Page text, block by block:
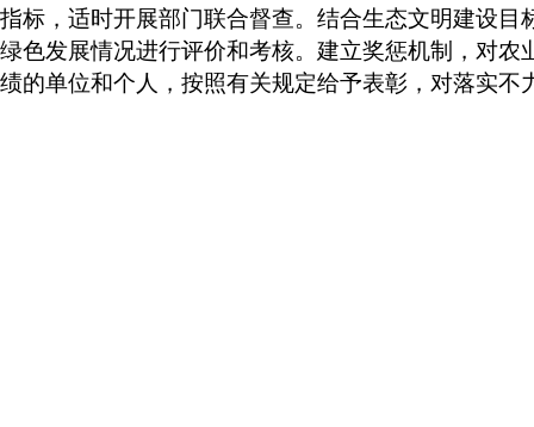
指标，适时开展部门联合督查。结合生态文明建设目
绿色发展情况进行评价和考核。建立奖惩机制，对农
绩的单位和个人，按照有关规定给予表彰，对落实不